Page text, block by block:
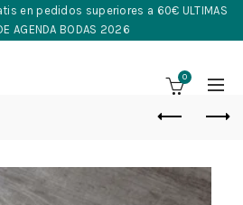
en pedidos superiores a 60€ ULTIMAS
AGENDA BODAS 2026
0